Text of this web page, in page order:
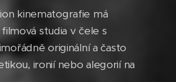
kinematografie má
studia v čele s
originální a často
ironií nebo alegorií na